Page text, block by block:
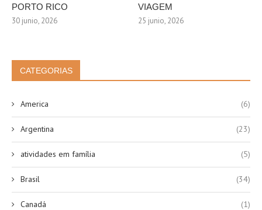
PORTO RICO
30 junio, 2026
VIAGEM
25 junio, 2026
CATEGORIAS
America (6)
Argentina (23)
atividades em família (5)
Brasil (34)
Canadá (1)